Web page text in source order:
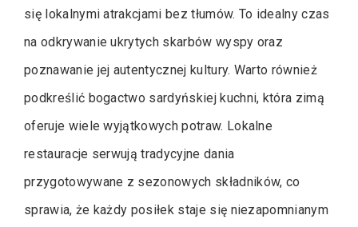
się lokalnymi atrakcjami bez tłumów. To idealny czas
na odkrywanie ukrytych skarbów wyspy oraz
poznawanie jej autentycznej kultury. Warto również
podkreślić bogactwo sardyńskiej kuchni, która zimą
oferuje wiele wyjątkowych potraw. Lokalne
restauracje serwują tradycyjne dania
przygotowywane z sezonowych składników, co
sprawia, że każdy posiłek staje się niezapomnianym